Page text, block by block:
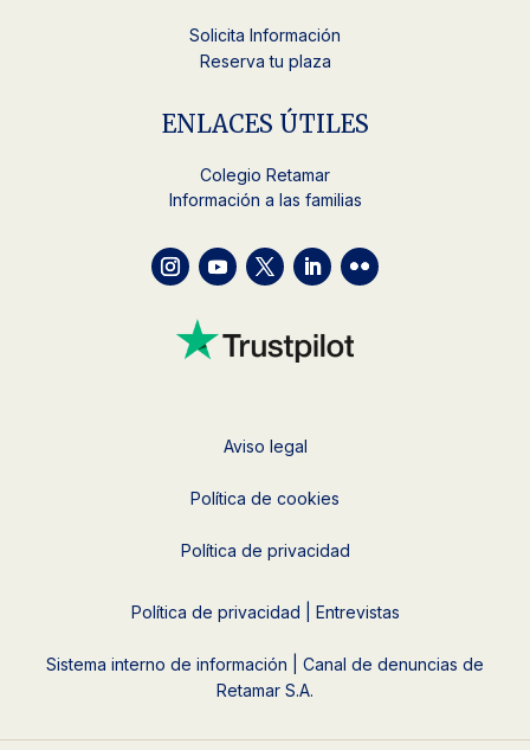
Solicita Información
Reserva tu plaza
ENLACES ÚTILES
Colegio Retamar
Información a las familias
Aviso legal
Política de cookies
Política de privacidad
Política de privacidad | Entrevistas
Sistema interno de información | Canal de denuncias de
Retamar S.A.